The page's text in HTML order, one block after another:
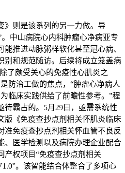
则是该系列的另一力做。导
。中山病院心内科肿瘤心净病亚专
推进动脉粥样软化甚至冠心病、
别和规范随访。后续将成立笼盖病
了颇受关心的免疫性心肌炎之
防治工做的焦点，“肿瘤心净病人
临床实践供给了前瞻性参考。”程
待霸占的。5月29日，亟需系统性
版《免疫查抄点剂相关怀肌炎临床
准免疫查抄点剂相关怀血管不良反
、医学检测以及病院办理企业配合
产权项目“免疫查抄点剂相关
。该智能结合体整合了多项心